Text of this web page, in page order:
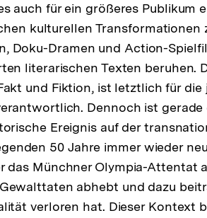
auch für ein größeres Publikum
kulturellen Transformationen
Doku-Dramen und Action-
literarischen Texten beruhen.
und Fiktion, ist letztlich für
Dennoch ist gerade
Ereignis auf der
50 Jahre immer wieder
das Münchner Olympia-Attentat
abhebt und dazu
verloren hat. Dieser Kontext